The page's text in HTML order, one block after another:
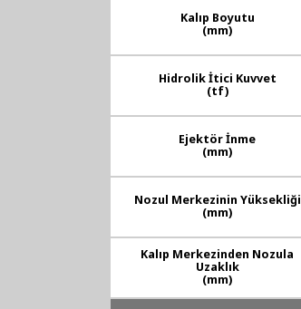
Kalıp Boyutu
(mm)
Hidrolik İtici Kuvvet
(tf)
Ejektör İnme
(mm)
Nozul Merkezinin Yüksekliği
(mm)
Kalıp Merkezinden Nozula
Uzaklık
(mm)